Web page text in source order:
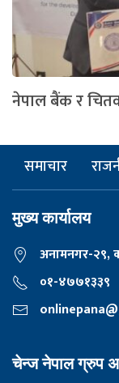
नेपाल बैंक र
समाचार
मुख्य कार्यालय
अनामनगर-२९,
०१-४७७१३३९
चेन्ज नेपाल ग्रुप